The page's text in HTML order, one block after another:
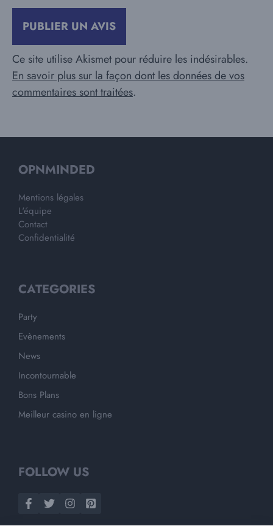
Ce site utilise Akismet pour réduire les indésirables.
En savoir plus sur la façon dont les données de vos
commentaires sont traitées.
OPNMINDED
Mentions légales
L'équipe
Contact
Confidentialité
CATEGORIES
Party
Evènements
News
Incontournable
Bons Plans
Meilleur casino en ligne
FOLLOW US